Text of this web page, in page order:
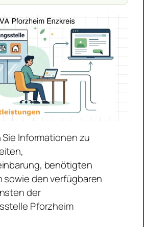
Informationen zu
benötigten
sowie den verfügbaren
der
Pforzheim